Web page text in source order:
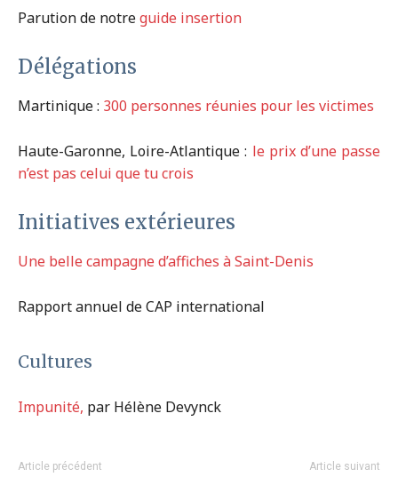
Parution de notreguide insertion
Délégations
Martinique : 300 personnes réunies pour les victimes
Haute-Garonne, Loire-Atlantique : le prix d’une passe
n’est pas celui que tu crois
Initiatives extérieures
Une belle campagne d’affiches à Saint-Denis
Rapport annuel de CAP international
Cultures
Impunité, par Hélène Devynck
Article précédent Article suivant